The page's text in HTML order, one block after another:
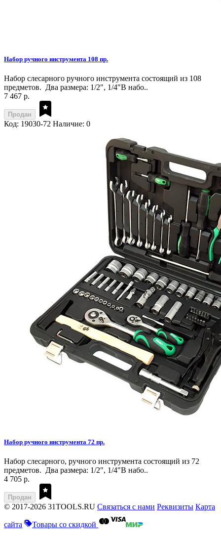
Набор ручного инструмента 108 пр.
Набор слесарного ручного инструмента состоящий из 108
предметов. Два размера: 1/2", 1/4"В набо..
7 467 р.
Продан
Код: 19030-72 Наличие: 0
Набор ручного инструмента 72 пр.
Набор слесарного, ручного инструмента состоящий из 72
предметов. Два размера: 1/2", 1/4"В набо..
4 705 р.
Продан
© 2017-2026 31TOOLS.RU Связаться с нами Реквизиты Карта
сайта Товары со скидкой